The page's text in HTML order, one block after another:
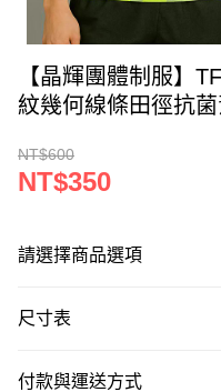
【晶輝團體制服】
紋幾何線條田徑抗
NT$600
NT$350
請選擇商品選項
尺寸表
付款與運送方式